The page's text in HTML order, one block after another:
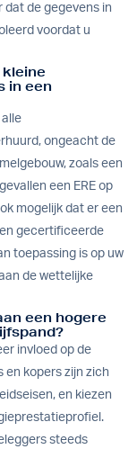
dat de gegevens in
voordat u
in een
ongeacht de
zoals een
een ERE op
mogelijk dat er een
gecertificeerde
toepassing is op uw
de wettelijke
een hogere
invloed op de
en kopers zijn zich
en kiezen
steeds